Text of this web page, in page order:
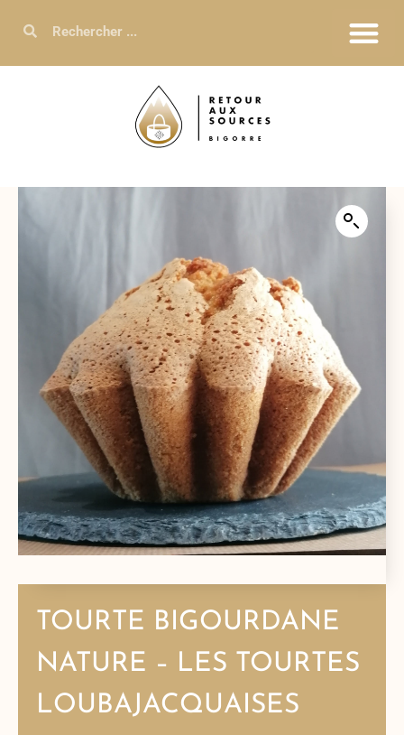
TOURTE BIGOURDANE
NATURE – LES TOURTES
LOUBAJACQUAISES